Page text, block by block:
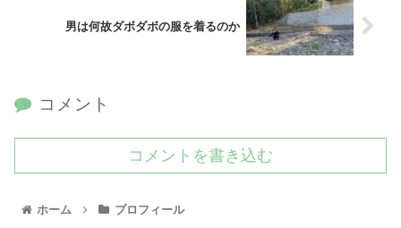
男は何故ダボダボの服を着るのか
コメント
コメントを書き込む
ホーム プロフィール